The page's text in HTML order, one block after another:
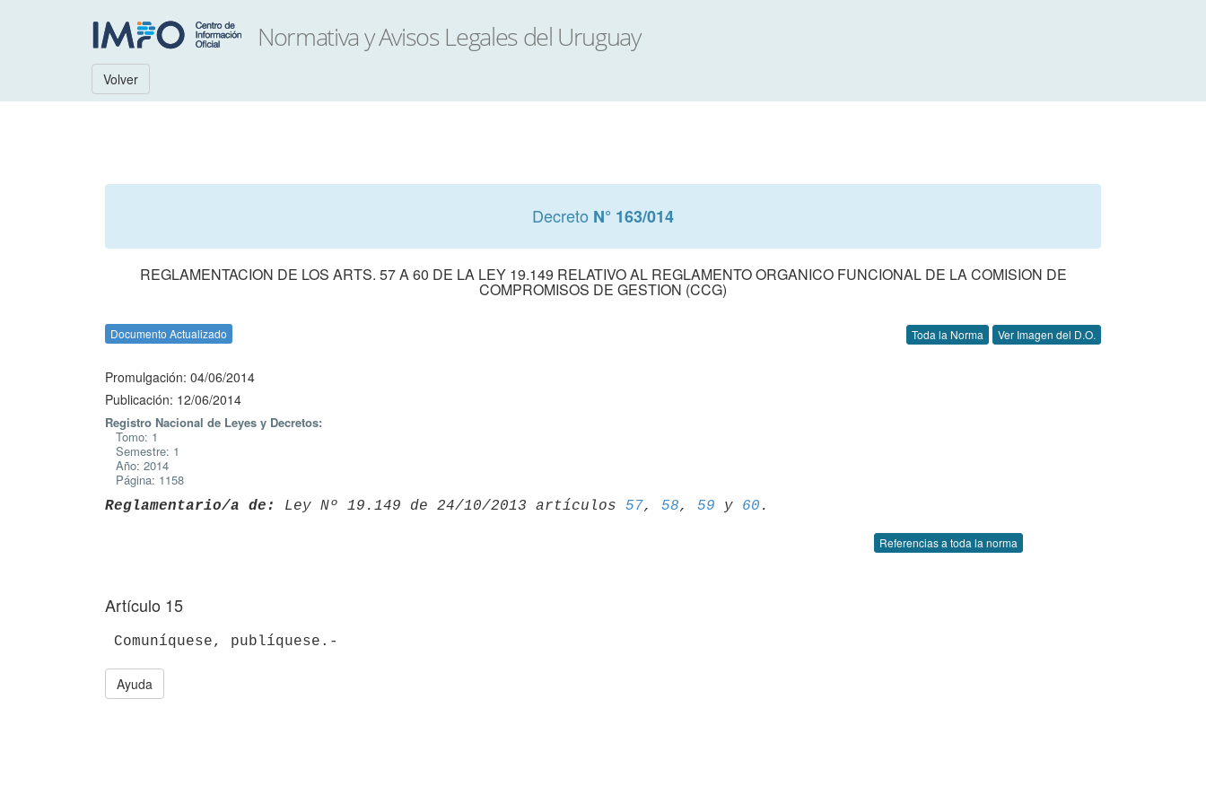
Volver
Decreto N° 163/014
REGLAMENTACION DE LOS ARTS. 57 A 60 DE LA LEY 19.149 RELATIVO AL REGLAMENTO ORGANICO FUNCIONAL DE LA COMISION DE
COMPROMISOS DE GESTION (CCG)
Documento Actualizado Toda la Norma Ver Imagen del D.O.
Promulgación: 04/06/2014
Publicación: 12/06/2014
Registro Nacional de Leyes y Decretos:
Tomo: 1
Semestre: 1
Año: 2014
Página: 1158
Reglamentario/a de: Ley Nº 19.149 de 24/10/2013 artículos 57, 58, 59 y 60
Referencias a toda la norma
Artículo 15
Ayuda